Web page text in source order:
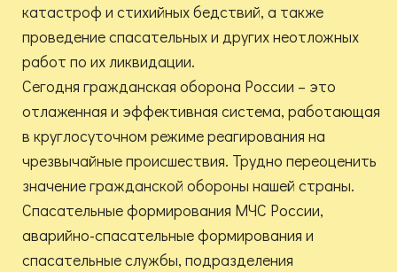
катастроф и стихийных бедствий, а также
проведение спасательных и других неотложных
работ по их ликвидации.
Сегодня гражданская оборона России – это
отлаженная и эффективная система, работающая
в круглосуточном режиме реагирования на
чрезвычайные происшествия. Трудно переоценить
значение гражданской обороны нашей страны.
Спасательные формирования МЧС России,
аварийно-спасательные формирования и
спасательные службы, подразделения